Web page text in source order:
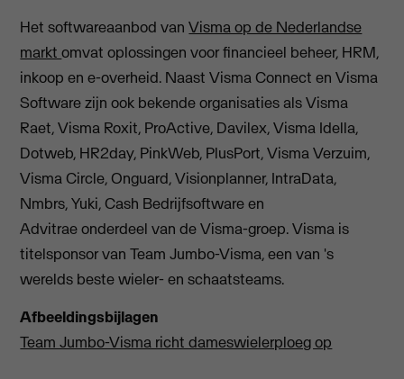
Het softwareaanbod vanVisma op de Nederlandse
marktomvat oplossingen voor financieel beheer, HRM,
inkoop en e-overheid. Naast Visma Connect en Visma
Software zijn ook bekende organisaties als Visma
Raet, Visma Roxit, ProActive, Davilex, Visma Idella,
Dotweb, HR2day, PinkWeb, PlusPort, Visma Verzuim,
Visma Circle, Onguard, Visionplanner, IntraData,
Nmbrs, Yuki, Cash Bedrijfsoftware en
Advitrae onderdeel van de Visma-groep. Visma is
titelsponsor van Team Jumbo-Visma, een van 's
werelds beste wieler- en schaatsteams.
Afbeeldingsbijlagen
Team Jumbo-Visma richt dameswielerploeg op